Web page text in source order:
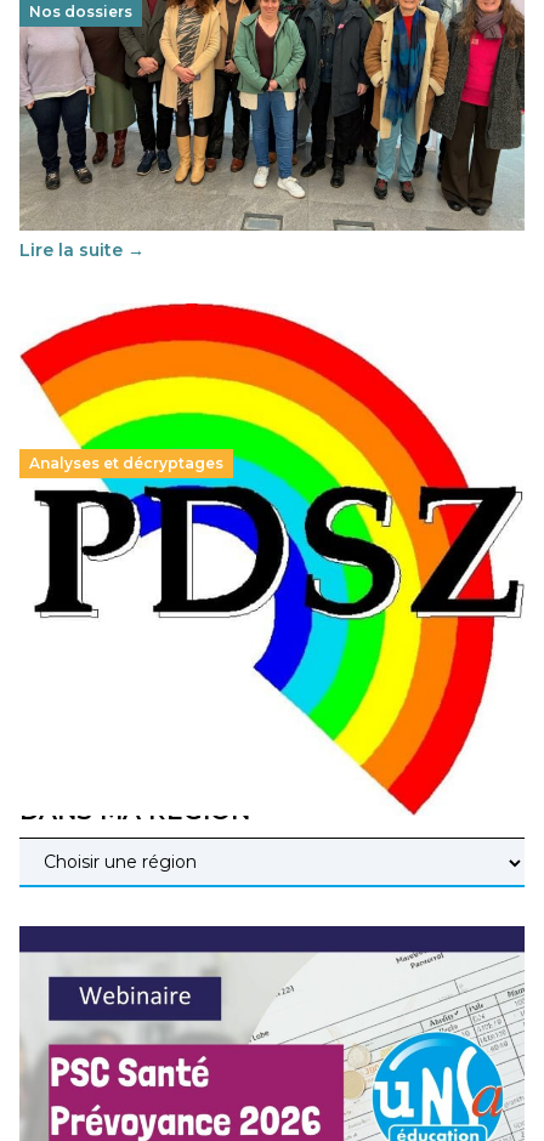
Nos dossiers
Éducation au vivre-ensemble : un échange croisé
franco-espagnol pour changer d’approche
29 juin 2026–National
Cette année, l'UNSA Éducation a mené un projet Erasmus
soutenu par l'union Européenne et centré sur l'éducation
au vivre-ensemble : quelles différences entre la France…
Lire la suite →
Analyses et décryptages
Hongrie : du changement pour les politiques
éducatives, aussi !
25 juin 2026
En Hongrie, le conservateur Peter Magyar et son parti
Tisza "Respect et liberté" ont remporté une large victoire,
contre le premier ministre sortant, Viktor Orban,…
DANS MA RÉGION